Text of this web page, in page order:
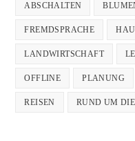
ABSCHALTEN
FREMDSPRACHE
LANDWIRTSCHAFT
OFFLINE PLANUNG
REISEN RUND UM